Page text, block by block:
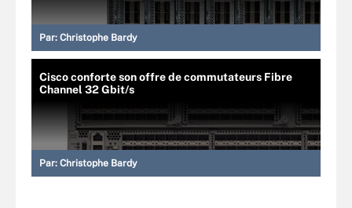
Par: Christophe Bardy
Cisco conforte son offre de commutateurs Fibre
Channel 32 Gbit/s
Par: Christophe Bardy